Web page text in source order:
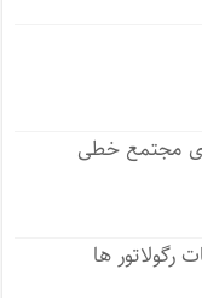
مجتمع خطی
رگولاتور ها